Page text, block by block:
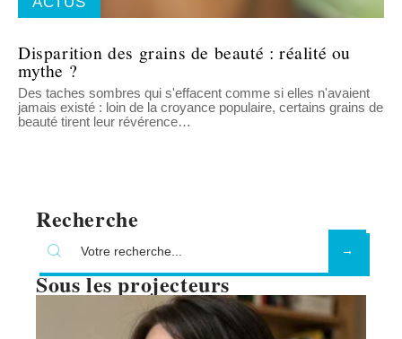
Disparition des grains de beauté : réalité ou
mythe ?
Des taches sombres qui s'effacent comme si elles n'avaient
jamais existé : loin de la croyance populaire, certains grains de
beauté tirent leur révérence…
Recherche
Sous les projecteurs